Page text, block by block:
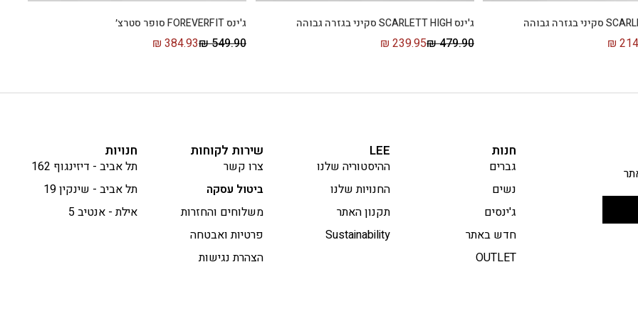
₪
ג'ינס SCARLETT HIGH סקיני בגזרה גבוהה
₪479.90
₪ 239.95
ג'ינס FOREVERFIT סופר סטרצ׳
₪549.90
₪ 384.93
חנות
גברים
נשים
ג'ינסים
חדש באתר
OUTLET
LEE
ההיסטוריה שלנו
החנויות שלנו
תקנון האתר
Sustainability
שירות לקוחות
צרו קשר
ביטול עסקה
משלוחים והחזרות
פרטיות ואבטחה
הצהרת נגישות
חנויות
תל אביב - דיזינגוף 162
תל אביב - שינקין 19
אילת - אנטיב 5